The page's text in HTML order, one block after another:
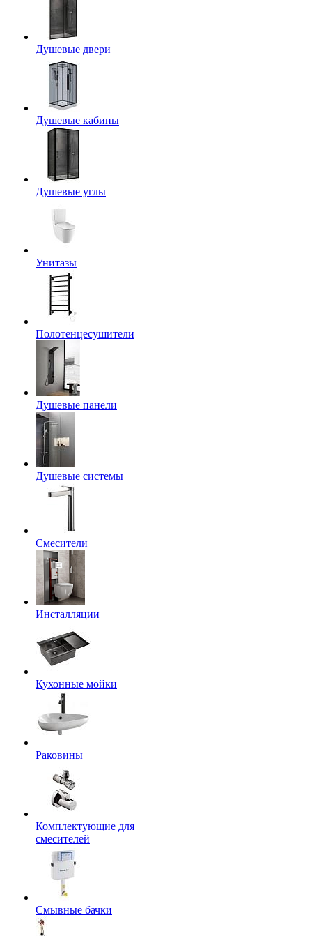
Душевые двери
Душевые кабины
Душевые углы
Унитазы
Полотенцесушители
Душевые панели
Душевые системы
Смесители
Инсталляции
Кухонные мойки
Раковины
Комплектующие для
смесителей
Смывные бачки